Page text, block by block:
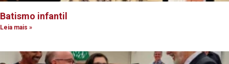
Batismo infantil
Leia mais »